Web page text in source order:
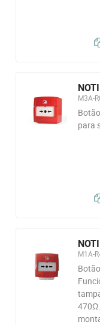
M3A-
para
M1A-